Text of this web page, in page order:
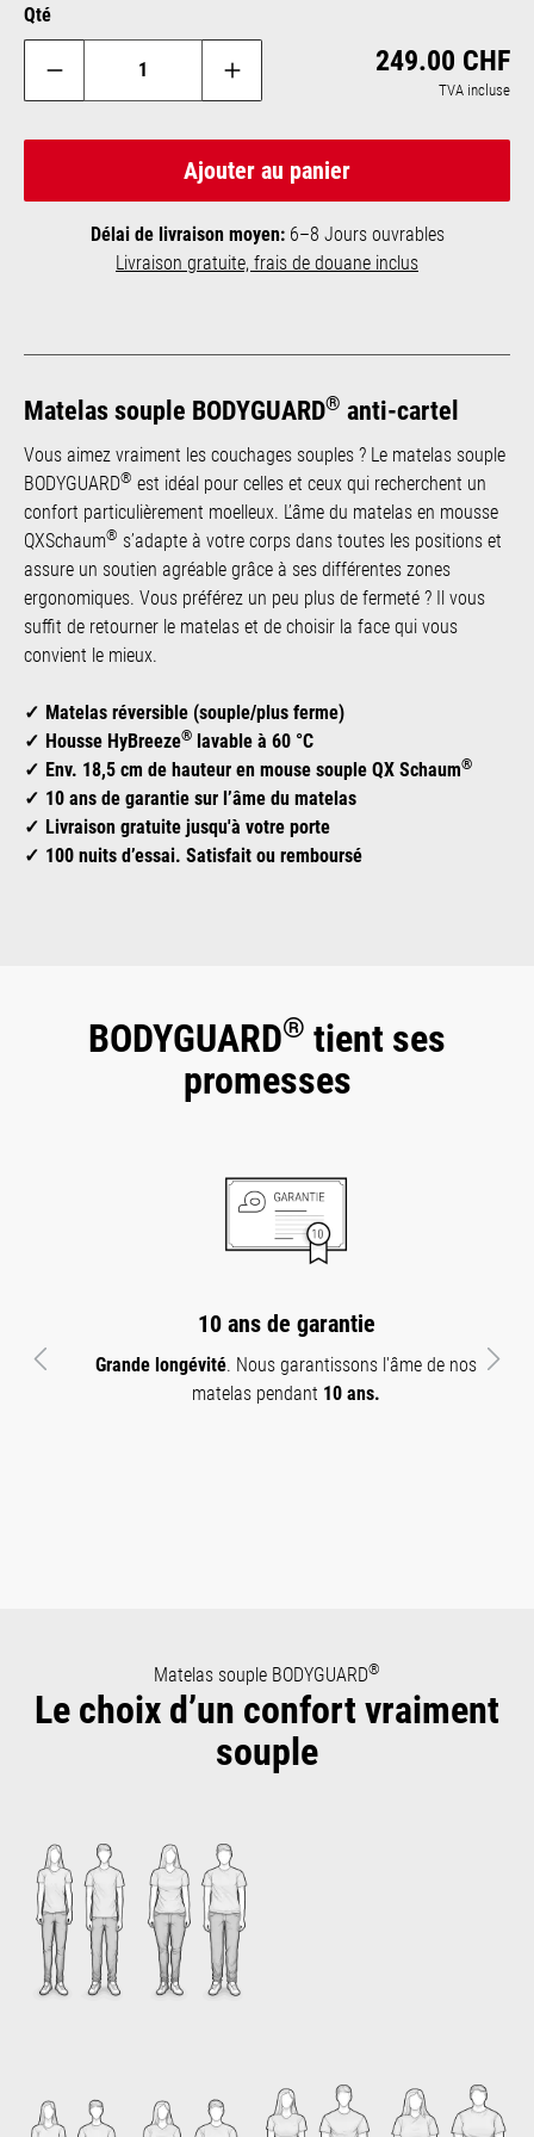
Matelas souple BODYGUARD® anti-cartel
Vous aimez vraiment les couchages souples ? Le matelas souple
BODYGUARD® est idéal pour celles et ceux qui recherchent un
confort particulièrement moelleux. L’âme du matelas en mousse
QXSchaum® s’adapte à votre corps dans toutes les positions et
assure un soutien agréable grâce à ses différentes zones
ergonomiques. Vous préférez un peu plus de fermeté ? Il vous
suffit de retourner le matelas et de choisir la face qui vous
convient le mieux.
Matelas réversible (souple/plus ferme)
Housse HyBreeze® lavable à 60 °C
Env. 18,5 cm de hauteur en mouse souple QX Schaum®
10 ans de garantie sur l’âme du matelas
Livraison gratuite jusqu'à votre porte
100 nuits d’essai. Satisfait ou remboursé
Qté
249.00 CHF
TVA incluse
Ajouter au panier
Délai de livraison moyen:6–8 Jours ouvrables
Livraison gratuite, frais de douane inclus
BODYGUARD® tient ses
promesses
10 ans de garantie
Grande longévité. Nous garantissons l'âme de nos
matelas pendant10 ans.
Précédent
Matelas souple BODYGUARD®
Le choix d’un confort vraiment
souple